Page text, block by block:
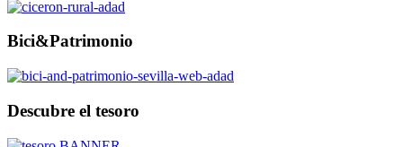
Bici&Patrimonio
Descubre el tesoro